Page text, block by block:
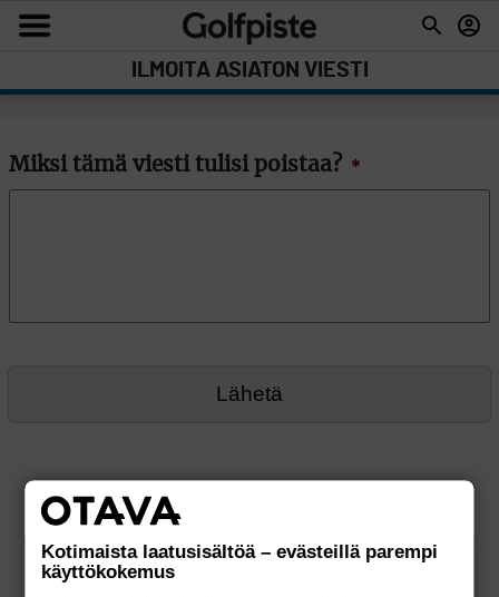
ILMOITA ASIATON VIESTI
Miksi tämä viesti tulisi poistaa? *
Kotimaista laatusisältöä – evästeillä parempi
käyttökokemus